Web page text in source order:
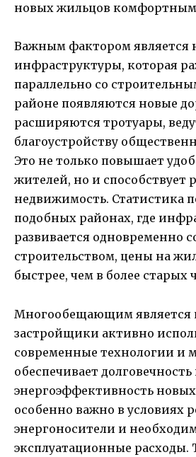
новых жильцов
Важным фактором является
инфраструктуры, которая
параллельно со
районе появляются новые
расширяются тротуары,
благоустройству
Это не только повышает
жителей, но и способствует
недвижимость. Статистика
подобных районах, где
развивается одновременно
строительством, цены на
быстрее, чем в более старых
Многообещающим является
застройщики активно
современные технологии и
обеспечивает долговечность
энергоэффективность
особенно важно в условиях
энергоносители и
эксплуатационные расходы.